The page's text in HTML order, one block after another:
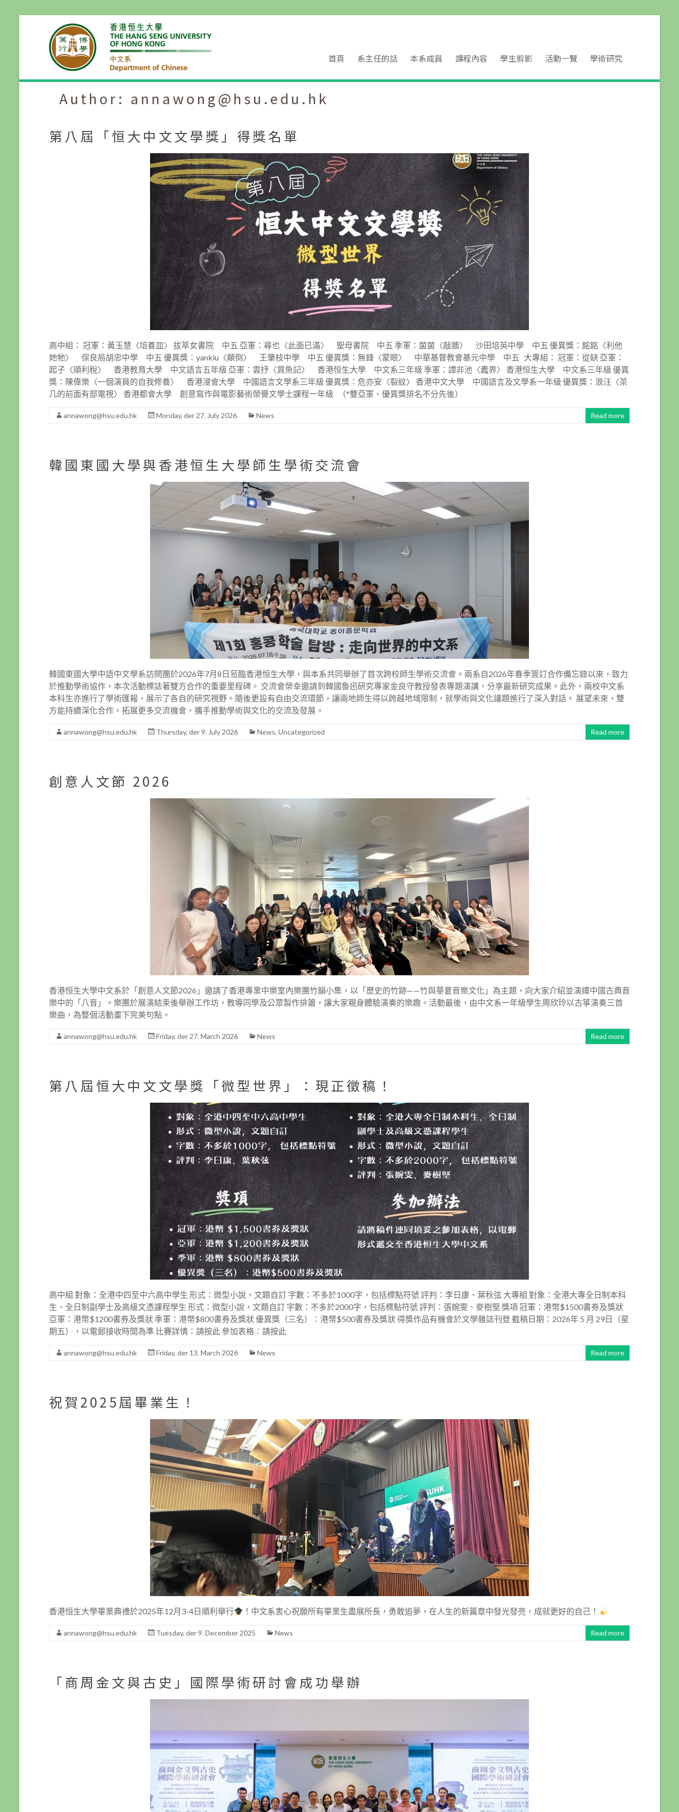
首頁 系主任的話 本系成員 課程內容 學生剪影 活動一覽 學術研究
Author: annawong@hsu.edu.hk
第八屆「恒大中文文學獎」得獎名單
高中組： 冠軍：黃玉慧〈培養皿〉 拔萃女書院 中五 亞軍：尋也〈此面已滿〉 聖母書院 中五 季軍：菌菌〈敲牆〉 沙田培英中學 中五 優異獎：銘銘〈利他
她牠〉 保良局胡忠中學 中五 優異獎：yankiu〈顛倒〉 王肇枝中學 中五 優異獎：無鋒〈蒙眼〉 中華基督教會基元中學 中五 大專組： 冠軍：從缺 亞軍：
起子〈順利稅〉 香港教育大學 中文語言五年級 亞軍：雲抒〈買魚記〉 香港恒生大學 中文系三年級 季軍：譚非池〈蠹界〉 香港恒生大學 中文系三年級 優異
獎：陳偉樂〈一個演員的自我修養〉 香港浸會大學 中國語言文學系三年級 優異獎：危亦安〈裂紋〉 香港中文大學 中國語言及文學系一年級 優異獎：浪汪〈茶
几的前面有部電視〉 香港都會大學 創意寫作與電影藝術榮譽文學士課程一年級 （*雙亞軍、優異獎排名不分先後）
annawong@hsu.edu.hk Monday, der 27. July 2026 News Read more
韓國東國大學與香港恒生大學師生學術交流會
韓國東國大學中語中文學系訪問團於2026年7月8日蒞臨香港恒生大學，與本系共同舉辦了首次跨校師生學術交流會。兩系自2026年春季簽訂合作備忘錄以來，致力
於推動學術協作，本次活動標誌著雙方合作的重要里程碑。 交流會榮幸邀請到韓國魯迅研究專家金良守教授發表專題演講，分享最新研究成果。此外，兩校中文系
本科生亦進行了學術匯報，展示了各自的研究視野。隨後更設有自由交流環節，讓兩地師生得以跨越地域限制，就學術與文化議題進行了深入對話。 展望未來，雙
方能持續深化合作，拓展更多交流機會，攜手推動學術與文化的交流及發展。
annawong@hsu.edu.hk Thursday, der 9. July 2026 News, Uncategorized Read more
創意人文節 2026
香港恒生大學中文系於「創意人文節2026」邀請了香港專業中樂室內樂團竹韻小集，以「歷史的竹跡——竹與華夏音樂文化」為主題，向大家介紹並演繹中國古典音
樂中的「八音」。樂團於展演結束後舉辦工作坊，教導同學及公眾製作排簫，讓大家親身體驗演奏的樂趣。活動最後，由中文系一年級學生周欣玲以古箏演奏三首
樂曲，為整個活動畫下完美句點。
annawong@hsu.edu.hk Friday, der 27. March 2026 News Read more
第八屆恒大中文文學獎「微型世界」：現正徵稿！
高中組 對象：全港中四至中六高中學生 形式：微型小說，文題自訂 字數：不多於1000字，包括標點符號 評判：李日康、葉秋弦 大專組 對象：全港大專全日制本科
生、全日制副學士及高級文憑課程學生 形式：微型小說，文題自訂 字數：不多於2000字，包括標點符號 評判：張婉雯、麥樹堅 獎項 冠軍：港幣$1500書券及獎狀
亞軍：港幣$1200書券及獎狀 季軍：港幣$800書券及獎狀 優異獎（三名）：港幣$500書券及獎狀 得獎作品有機會於文學雜誌刊登 截稿日期：2026年 5 月 29日（星
期五），以電郵接收時間為準 比賽詳情：請按此 參加表格：請按此
annawong@hsu.edu.hk Friday, der 13. March 2026 News Read more
祝賀2025屆畢業生！
香港恒生大學畢業典禮於2025年12月3-4日順利舉行 ！中文系衷心祝願所有畢業生盡展所長，勇敢追夢，在人生的新篇章中發光發亮，成就更好的自己！
annawong@hsu.edu.hk Tuesday, der 9. December 2025 News Read more
「商周金文與古史」國際學術研討會成功舉辦